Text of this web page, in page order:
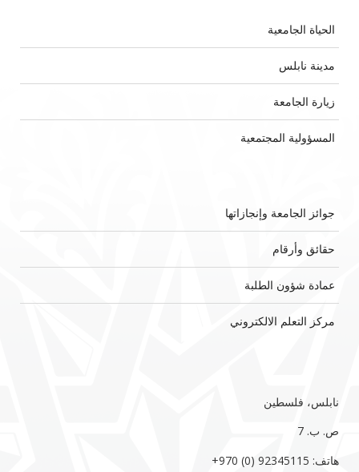
الحياة الجامعية
مدينة نابلس
زيارة الجامعة
المسؤولية المجتمعية
جوائز الجامعة وإنجازاتها
حقائق وأرقام
عمادة شؤون الطلبة
مركز التعلم الالكتروني
نابلس، فلسطين
ص. ب. 7‏
هاتف: 92345115 (0) 970‏‎+‎